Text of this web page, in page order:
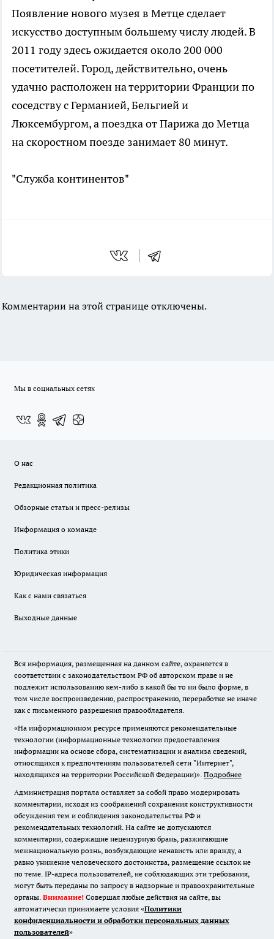
Появление нового музея в Метце сделает
искусство доступным большему числу людей. В
2011 году здесь ожидается около 200 000
посетителей. Город, действительно, очень
удачно расположен на территории Франции по
соседству с Германией, Бельгией и
Люксембургом, а поездка от Парижа до Метца
на скоростном поезде занимает 80 минут.
"Служба континентов"
Комментарии на этой странице отключены.
Мы в социальных сетях
О нас
Редакционная политика
Обзорные статьи и пресс-релизы
Информация о команде
Политика этики
Юридическая информация
Как с нами связаться
Выходные данные
Вся информация, размещенная на данном сайте, охраняется в
соответствии с законодательством РФ об авторском праве и не
подлежит использованию кем-либо в какой бы то ни было форме, в
том числе воспроизведению, распространению, переработке не иначе
как с письменного разрешения правообладателя.
«На информационном ресурсе применяются рекомендательные
технологии (информационные технологии предоставления
информации на основе сбора, систематизации и анализа сведений,
относящихся к предпочтениям пользователей сети "Интернет",
находящихся на территории Российской Федерации)». Подробнее
Администрация портала оставляет за собой право модерировать
комментарии, исходя из соображений сохранения конструктивности
обсуждения тем и соблюдения законодательства РФ и
рекомендательных технологий. На сайте не допускаются
комментарии, содержащие нецензурную брань, разжигающие
межнациональную рознь, возбуждающие ненависть или вражду, а
равно унижение человеческого достоинства, размещение ссылок не
по теме. IP-адреса пользователей, не соблюдающих эти требования,
могут быть переданы по запросу в надзорные и правоохранительные
органы. Внимание! Совершая любые действия на сайте, вы
автоматически принимаете условия «Политики
конфиденциальности и обработки персональных данных
пользователей»